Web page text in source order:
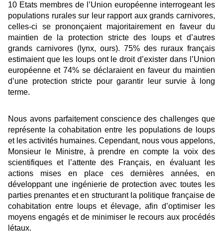
10 Etats membres de l’Union européenne interrogeant les
populations rurales sur leur rapport aux grands carnivores,
celles-ci se prononçaient majoritairement en faveur du
maintien de la protection stricte des loups et d’autres
grands carnivores (lynx, ours). 75% des ruraux français
estimaient que les loups ont le droit d’exister dans l’Union
européenne et 74% se déclaraient en faveur du maintien
d’une protection stricte pour garantir leur survie à long
terme.
Nous avons parfaitement conscience des challenges que
représente la cohabitation entre les populations de loups
et les activités humaines. Cependant, nous vous appelons,
Monsieur le Ministre, à prendre en compte la voix des
scientifiques et l’attente des Français, en évaluant les
actions mises en place ces dernières années, en
développant une ingénierie de protection avec toutes les
parties prenantes et en structurant la politique française de
cohabitation entre loups et élevage, afin d’optimiser les
moyens engagés et de minimiser le recours aux procédés
létaux.